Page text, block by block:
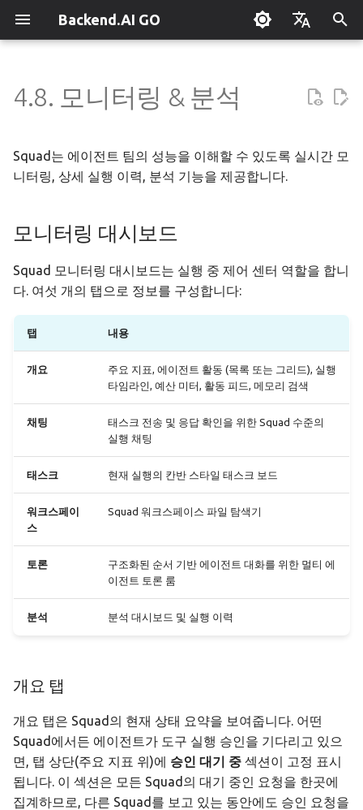
Backend.AI GO
한국어
화
Backend.AI GO 란?
퀵스타트
초기 설정 마법사
시작 화면
맞춤형 대시보드
모델 다운로드하기
세션
채팅 인터페이스
도구 사용
메모리 페이지
데이터 허브
자동화
모델 설정
창작물 갤러리
데모 모드
설정
개요
도구 & 권한
에이전트 모델 선택
MCP 연동하기
모니터링 대시보드
개요 탭
에이전트 활동
실행 타임라인
예산 미터
태스크 보드
워크스페이스 탭
토론 탭
토론 만들기
전략 선택기
종료 조건과 자동 완료
결론 합성
Hermes 설정
개요
엔진 관리
MLX
stable-diffusion.cpp
SGLang
병렬 요청 슬롯
Continuum Router
외부 접속 설정
설정 → Claude Code
라우터 통계 집계 범위
개요
OpenAI
Gemini
OpenAI 호환 서비스
개요
수동 등록
분산 라우팅
원격 모델 제어
파이프라인 서빙
실행 가이드
Squad 컨테이너 모드
멀티 채널 메시징
채널-Squad 매핑
작업 스케줄링
문제 해결
슈퍼바이저 에이전트
엔터프라이즈 배포
관리자 가이드
정책 서버
에어갭 배포
고정 엔드포인트 배포
감사 & 컴플라이언스
정책 스키마 레퍼런스
벤치마킹
플러그인 관리
앱 제어 도구 레퍼런스
Docker 배포
CLI 레퍼런스
Claude Code 사용하기
로컬 코딩 어시스턴트
API로 앱 만들기
리서치 & 요약
팀 AI와 멀티노드
오프라인 전용 설정
OpenClaw / NanoClaw 마이
단축키
시스템 트레이
자주 묻는 질문
용어 사전
4.8. 모니터링 & 분석
Squad는 에이전트 팀의 성능을 이해할 수 있도록 실시간 모
니터링, 상세 실행 이력, 분석 기능을 제공합니다.
모니터링 대시보드
Squad 모니터링 대시보드는 실행 중 제어 센터 역할을 합니
다. 여섯 개의 탭으로 정보를 구성합니다:
탭 내용
개요
주요 지표, 에이전트 활동 (목록 또는 그리드), 실행
타임라인, 예산 미터, 활동 피드, 메모리 검색
채팅
태스크 전송 및 응답 확인을 위한 Squad 수준의
실행 채팅
태스크 현재 실행의 칸반 스타일 태스크 보드
워크스페이
스
Squad 워크스페이스 파일 탐색기
토론
구조화된 순서 기반 에이전트 대화를 위한 멀티 에
이전트 토론 룸
분석 분석 대시보드 및 실행 이력
개요 탭
개요 탭은 Squad의 현재 상태 요약을 보여줍니다. 어떤
Squad에서든 에이전트가 도구 실행 승인을 기다리고 있으
면, 탭 상단(주요 지표 위)에 승인 대기 중 섹션이 고정 표시
됩니다. 이 섹션은 모든 Squad의 대기 중인 요청을 한곳에
집계하므로, 다른 Squad를 보고 있는 동안에도 승인 요청을